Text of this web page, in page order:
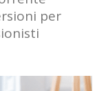
per